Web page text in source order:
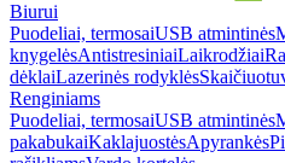
Biurui
Puodeliai, termosaiUSB atmintinės
knygelėsAntistresiniaiLaikrodžiai
dėklaiLazerinės rodyklės
Renginiams
Puodeliai, termosaiUSB atmintinės
pakabukaiKaklajuostėsApyrankės